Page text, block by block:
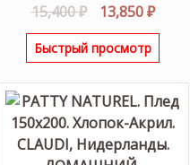
15,400₽
цена
составляла
13,850₽
Быстрый просмотр